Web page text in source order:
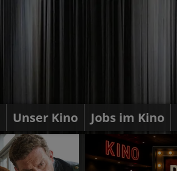
Unser Kino Jobs im Kino